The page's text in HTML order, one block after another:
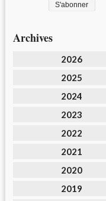
Archives
2026
2025
2024
2023
2022
2021
2020
2019